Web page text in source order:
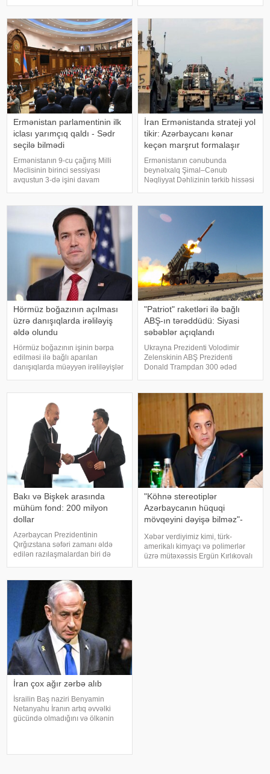
xəbər verir ki, bu barədə o,
"Telegram" kanalında yazıb
məlumatına görə, Vaşinqton
Tehran qarşısında açıq şərt
qoyub: y
Ermənistan parlamentinin ilk
iclası yarımçıq qaldı - Sədr
seçilə bilmədi
Ermənistanın 9-cu çağırış Milli
Məclisinin birinci sessiyası
avqustun 3-də işini davam
məlumat yayıb. Məlumata görə,
sessiya avqustun 2-si səhər
saatlarınd
İran Ermənistanda strateji yol
tikir: Azərbaycanı kənar
keçən marşrut formalaşır
Ermənistanın cənubunda
beynəlxalq Şimal–Cənub
Nəqliyyat Dəhlizinin tərkib hissəsi
tikintisi davam edir.
KONKRET.azbakupost-a
istinadən xəbər verir ki, bu barəd
Hörmüz boğazının açılması
üzrə danışıqlarda irəliləyiş
əldə olundu
Hörmüz boğazının işinin bərpa
edilməsi ilə bağlı aparılan
danışıqlarda müəyyən irəliləyişlər
barədə ABŞ dövlət katibi Marko
Rubio açıqlama verib. xəbər verir
"Patriot" raketləri ilə bağlı
ABŞ-ın tərəddüdü: Siyasi
səbəblər açıqlandı
Ukrayna Prezidenti Volodimir
Zelenskinin ABŞ Prezidenti
Donald Trampdan 300 ədəd
ilə bağlı müzakirələri yenidən
gündəmə gətirib. Bununla belə,
Bakı və Bişkek arasında
mühüm fond: 200 milyon
dollar
Azərbaycan Prezidentinin
Qırğızstana səfəri zamanı əldə
edilən razılaşmalardan biri də
imkanlarını ikiqat artıraraq 200
milyon dollara çatdırmaq barədə
idi. Azərbayca
"Köhnə stereotiplər
Azərbaycanın hüquqi
mövqeyini dəyişə bilməz"-
Xəbər verdiyimiz kimi, türk-
amerikalı kimyaçı və polimerlər
üzrə mütəxəssis Ergün Kırlıkovalı
Ruben Vardanyanı dəstəkləməsi
İran çox ağır zərbə alıb
İsrailin Baş naziri Benyamin
Netanyahu İranın artıq əvvəlki
gücündə olmadığını və ölkənin
danışıb. "İran artıq əvvəlk